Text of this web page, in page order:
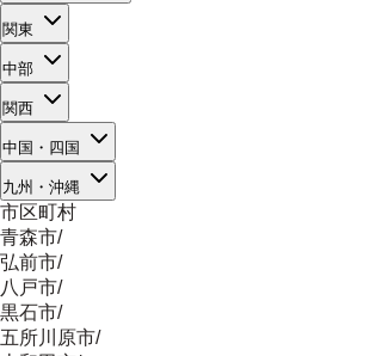
関東
中部
関西
中国・四国
九州・沖縄
市区町村
青森市/
弘前市/
八戸市/
黒石市/
五所川原市/